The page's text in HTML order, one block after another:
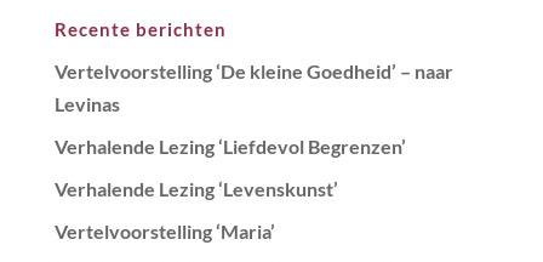
Recente berichten
Vertelvoorstelling ‘De kleine Goedheid’ – naar
Levinas
Verhalende Lezing ‘Liefdevol Begrenzen’
Verhalende Lezing ‘Levenskunst’
Vertelvoorstelling ‘Maria’